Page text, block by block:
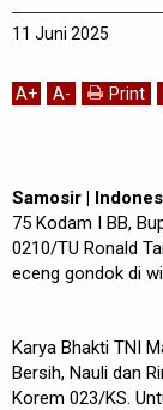
11 Juni 2025
A+ A- Print
Samosir |
75 Kodam I BB,
0210/TU Ronald
eceng gondok di
Karya Bhakti TNI
Bersih, Nauli dan
Korem 023/KS.